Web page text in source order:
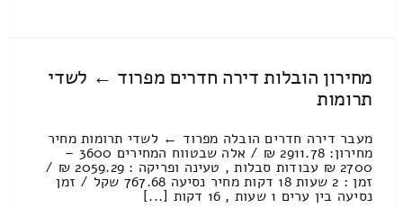
מחירון הובלות דירה חדרים מפרוד ← לשדי
תרומות
מעבר דירה חדרים הובלה מפרוד ← לשדי תרומות מחיר
מחירון: 2911.78 ₪ / אלה שבטווח המחירים 3600 –
2700 ₪ עבודות סבלות , טעינה ופריקה : 2059.29 ₪ /
זמן : 2 שעות 18 דקות מחיר נסיעה 767.68 שקל / זמן
נסיעה בין ערים 1 שעות , 16 דקות [...]